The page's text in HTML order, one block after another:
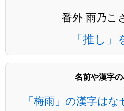
番外 雨乃こ
「推し
名前や漢字
「梅雨」の漢字はな